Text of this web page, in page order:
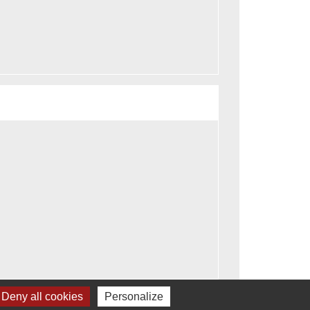
Signaler une erreur sur cette page
Deny all cookies Personalize